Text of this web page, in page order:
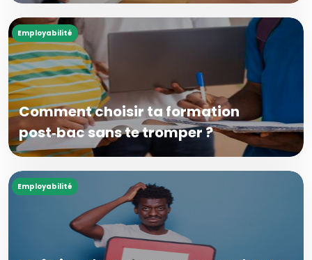
Employabilité
Comment choisir ta formation
post‑bac sans te tromper ?
Employabilité